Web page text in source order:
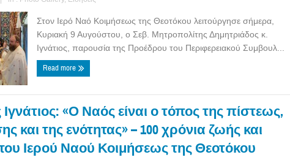
Στον Ιερό Ναό Κοιμήσεως της Θεοτόκου λειτούργησε σήμερα,
Κυριακή 9 Αυγούστου, ο Σεβ. Μητροπολίτης Δημητριάδος κ.
Ιγνάτιος, παρουσία της Προέδρου του Περιφερειακού Συμβουλ...
Read more
«Ο Ναός είναι ο τόπος της πίστεως,
και της ενότητας» – 100 χρόνια ζωής και
Ιερού Ναού Κοιμήσεως της Θεοτόκου